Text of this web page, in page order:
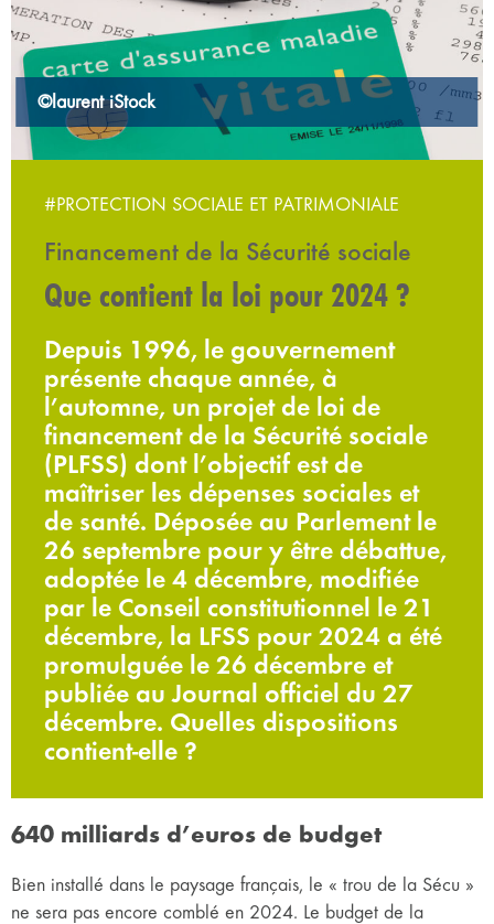
©laurent iStock
#PROTECTION SOCIALE ET PATRIMONIALE
Financement de la Sécurité sociale
Que contient la loi pour 2024 ?
Depuis 1996, le gouvernement
présente chaque année, à
l’automne, un projet de loi de
financement de la Sécurité sociale
(PLFSS) dont l’objectif est de
maîtriser les dépenses sociales et
de santé. Déposée au Parlement le
26 septembre pour y être débattue,
adoptée le 4 décembre, modifiée
par le Conseil constitutionnel le 21
décembre, la LFSS pour 2024 a été
promulguée le 26 décembre et
publiée au Journal officiel du 27
décembre. Quelles dispositions
contient-elle ?
640 milliards d’euros de budget
Bien installé dans le paysage français, le « trou de la Sécu »
ne sera pas encore comblé en 2024. Le budget de la